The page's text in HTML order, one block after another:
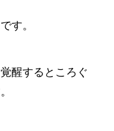
す。
醒するところぐ